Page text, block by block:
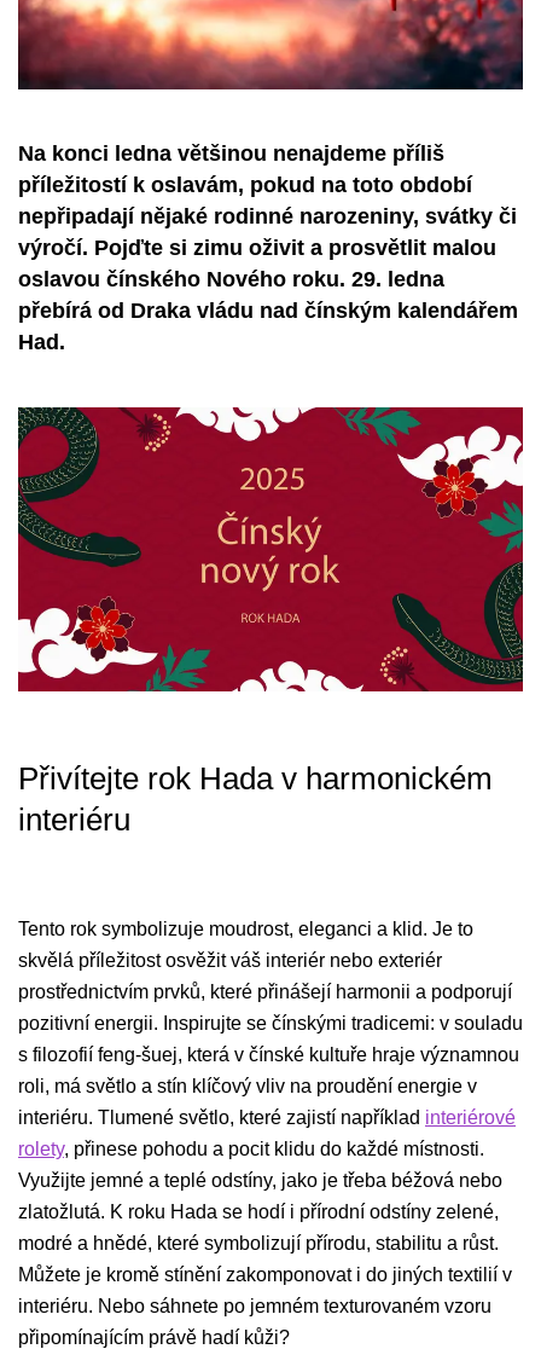
Na konci ledna většinou nenajdeme příliš
příležitostí k oslavám, pokud na toto období
nepřipadají nějaké rodinné narozeniny, svátky či
výročí. Pojďte si zimu oživit a prosvětlit malou
oslavou čínského Nového roku. 29. ledna
přebírá od Draka vládu nad čínským kalendářem
Had.
Přivítejte rok Hada v harmonickém
interiéru
Tento rok symbolizuje moudrost, eleganci a klid. Je to
skvělá příležitost osvěžit váš interiér nebo exteriér
prostřednictvím prvků, které přinášejí harmonii a podporují
pozitivní energii. Inspirujte se čínskými tradicemi: v souladu
s filozofií feng-šuej, která v čínské kultuře hraje významnou
roli, má světlo a stín klíčový vliv na proudění energie v
interiéru. Tlumené světlo, které zajistí například interiérové
rolety, přinese pohodu a pocit klidu do každé místnosti.
Využijte jemné a teplé odstíny, jako je třeba béžová nebo
zlatožlutá. K roku Hada se hodí i přírodní odstíny zelené,
modré a hnědé, které symbolizují přírodu, stabilitu a růst.
Můžete je kromě stínění zakomponovat i do jiných textilií v
interiéru. Nebo sáhnete po jemném texturovaném vzoru
připomínajícím právě hadí kůži?